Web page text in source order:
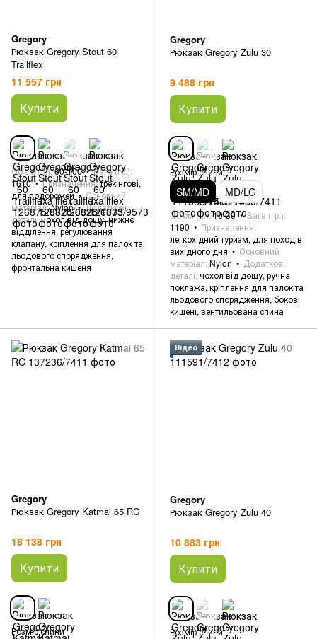
Gregory
Рюкзак Gregory Stout 60
Trailflex
11 557 грн
Купити
Об'єм (л.) 60-100
Вага (гр.)
1610
Призначення трекінгові,
для подорожей
Основний
матеріал Nylon
Додаткові
деталі чохол від дощу, нижнє
відділення, регулювання
клапану, кріплення для палок та
льодового спорядження,
фронтальна кишеня
Gregory
Рюкзак Gregory Zulu 30
9 488 грн
Купити
Розмір спини
SM/MD MD/LG
Об'єм (л.) 10-30
Вага (гр.)
1190
Призначення
легкохідний туризм, для походів
вихідного дня
Основний
матеріал Nylon
Додаткові
деталі чохол від дощу, ручна
поклажа, кріплення для палок та
льодового спорядження, бокові
кишені, вентильована спина
Gregory
Рюкзак Gregory Katmai 65 RC
18 138 грн
Купити
Розмір спини
Відео
Gregory
Рюкзак Gregory Zulu 40
10 883 грн
Купити
Розмір спини